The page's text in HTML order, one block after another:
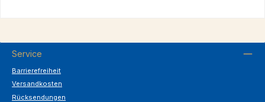
Service
Barrierefreiheit
Versandkosten
Rücksendungen